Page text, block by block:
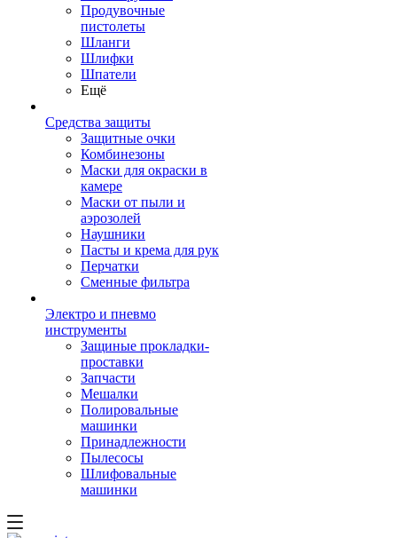
Продувочные
пистолеты
Шланги
Шлифки
Шпатели
Ещё
Средства защиты
Защитные очки
Комбинезоны
Маски для окраски в
камере
Маски от пыли и
аэрозолей
Наушники
Пасты и крема для рук
Перчатки
Сменные фильтра
Электро и пневмо
инструменты
Защиные прокладки-
проставки
Запчасти
Мешалки
Полировальные
машинки
Принадлежности
Пылесосы
Шлифовальные
машинки